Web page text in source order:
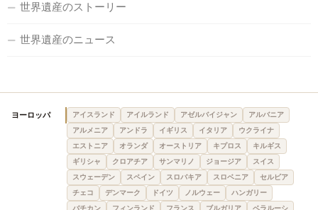
世界遺産のストーリー
世界遺産のニュース
ヨーロッパ アイスランド アイルランド アゼルバイジャン
アルバニア
アルメニア
アンドラ イギリス イタリア
ウクライナ
エストニア
オランダ オーストリア キプロス
キルギス
ギリシャ
クロアチア サンマリノ ジョージア
スイス
スウェーデン
スペイン スロバキア スロベニア
セルビア
チェコ
デンマーク ドイツ ノルウェー
ハンガリー